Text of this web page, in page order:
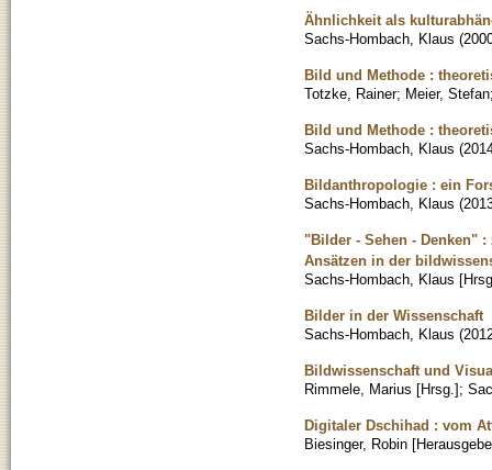
Ähnlichkeit als
Sachs-Hombach, Klaus (
Bild und Methode :
Totzke, Rainer; Meier, Stefan
Bild und Methode :
Sachs-Hombach, Klaus (
Bildanthropologie : ein
Sachs-Hombach, Klaus (
"Bilder - Sehen - Denken"
Ansätzen in der
Sachs-Hombach, Klaus
Bilder in der Wissenschaft
Sachs-Hombach, Klaus (
Bildwissenschaft und
Rimmele, Marius [Hrsg.];
Digitaler Dschihad : vom
Biesinger, Robin